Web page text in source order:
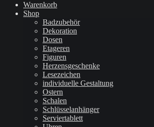
Warenkorb
Shop
Badzubehör
Dekoration
Dosen
Etageren
Figuren
Herzensgeschenke
Lesezeichen
individuelle Gestaltung
Ostern
Schalen
Schlüsselanhänger
Serviertablett